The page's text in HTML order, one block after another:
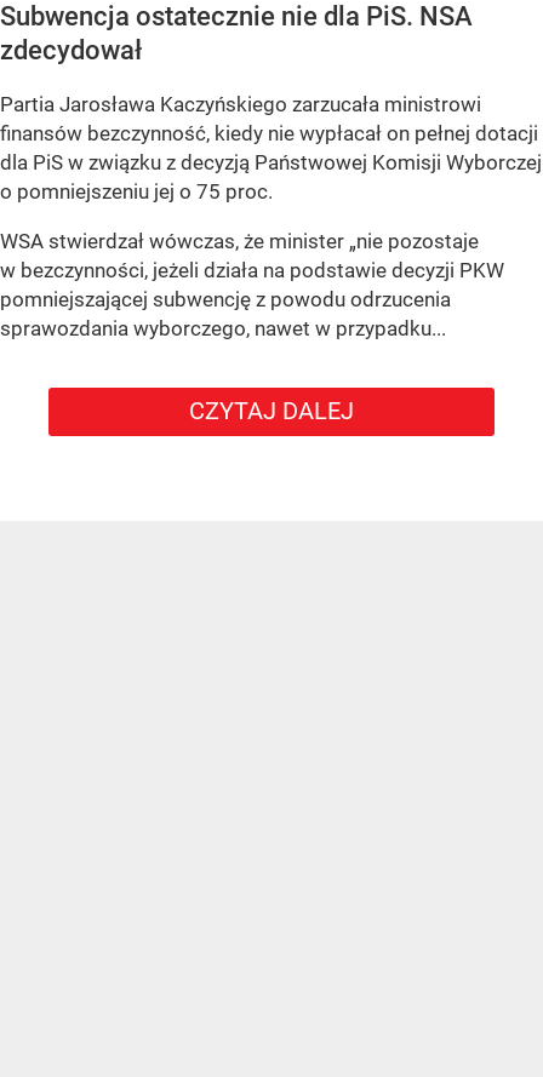
Subwencja ostatecznie nie dla PiS. NSA
zdecydował
Partia Jarosława Kaczyńskiego zarzucała ministrowi
finansów bezczynność, kiedy nie wypłacał on pełnej dotacji
dla PiS w związku z decyzją Państwowej Komisji Wyborczej
o pomniejszeniu jej o 75 proc.
WSA stwierdzał wówczas, że minister „nie pozostaje
w bezczynności, jeżeli działa na podstawie decyzji PKW
pomniejszającej subwencję z powodu odrzucenia
sprawozdania wyborczego, nawet w przypadku...
CZYTAJ DALEJ